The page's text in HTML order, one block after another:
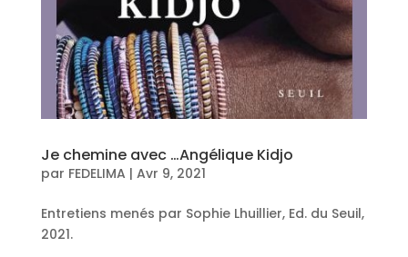
Je chemine avec …Angélique Kidjo
par FEDELIMA | Avr 9, 2021
Entretiens menés par Sophie Lhuillier, Ed. du Seuil,
2021.